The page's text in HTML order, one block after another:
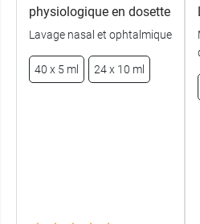
physiologique en dosette
Lavage nasal et ophtalmique
40 x 5 ml 24 x 10 ml